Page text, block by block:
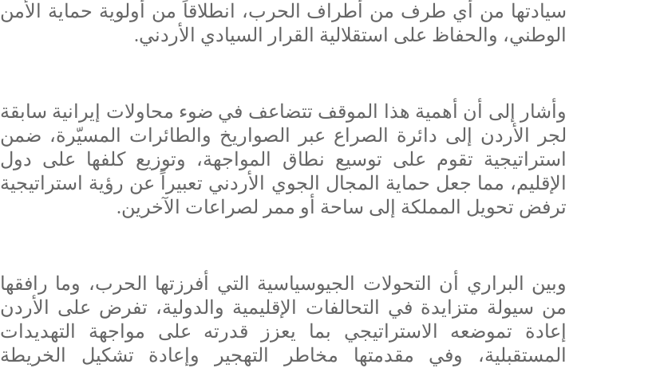
سيادتها من أي طرف من أطراف الحرب، انطلاقاً من أولوية حماية الأمن
الوطني، والحفاظ على استقلالية القرار السيادي الأردني.
وأشار إلى أن أهمية هذا الموقف تتضاعف في ضوء محاولات إيرانية سابقة
لجر الأردن إلى دائرة الصراع عبر الصواريخ والطائرات المسيّرة، ضمن
استراتيجية تقوم على توسيع نطاق المواجهة، وتوزيع كلفها على دول
الإقليم، مما جعل حماية المجال الجوي الأردني تعبيراً عن رؤية استراتيجية
ترفض تحويل المملكة إلى ساحة أو ممر لصراعات الآخرين.
وبين البراري أن التحولات الجيوسياسية التي أفرزتها الحرب، وما رافقها
من سيولة متزايدة في التحالفات الإقليمية والدولية، تفرض على الأردن
إعادة تموضعه الاستراتيجي بما يعزز قدرته على مواجهة التهديدات
المستقبلية، وفي مقدمتها مخاطر التهجير وإعادة تشكيل الخريطة